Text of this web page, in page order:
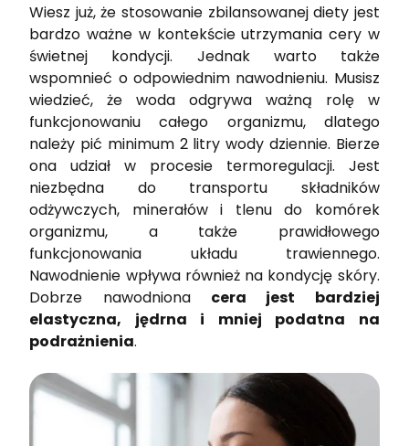
Wiesz już, że stosowanie zbilansowanej diety jest
bardzo ważne w kontekście utrzymania cery w
świetnej kondycji. Jednak warto także
wspomnieć o odpowiednim nawodnieniu. Musisz
wiedzieć, że woda odgrywa ważną rolę w
funkcjonowaniu całego organizmu, dlatego
należy pić minimum 2 litry wody dziennie. Bierze
ona udział w procesie termoregulacji. Jest
niezbędna do transportu składników
odżywczych, minerałów i tlenu do komórek
organizmu, a także prawidłowego
funkcjonowania układu trawiennego.
Nawodnienie wpływa również na kondycję skóry.
Dobrze nawodniona cera jest bardziej
elastyczna, jędrna i mniej podatna na
podrażnienia.